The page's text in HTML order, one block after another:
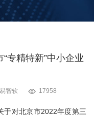
专精特新”中小企业
智软 17958
于对北京市2022年度第三